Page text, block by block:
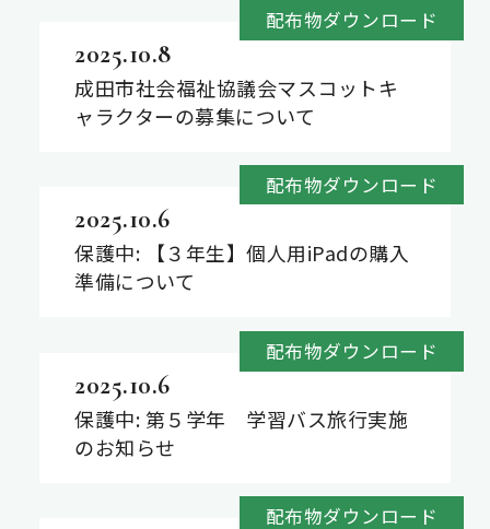
配布物ダウンロード
2025.10.8
成田市社会福祉協議会マスコットキ
ャラクターの募集について
配布物ダウンロード
2025.10.6
保護中: 【３年生】個人用iPadの購入
準備について
配布物ダウンロード
2025.10.6
保護中: 第５学年 学習バス旅行実施
のお知らせ
配布物ダウンロード